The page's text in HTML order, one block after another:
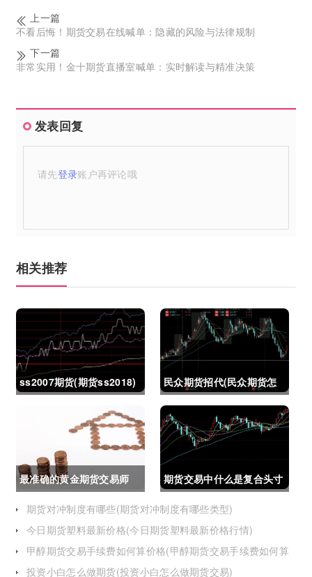
上一篇
不看后悔！期货交易在线喊单：隐藏的风险与法律规制
下一篇
非常实用！金十期货直播室喊单：实时解读与精准决策
发表回复
请先登录账户再评论哦
相关推荐
ss2007期货(期货ss2018)
民众期货招代(民众期货怎
么了)
最准确的黄金期货交易师
(最准确的黄金期货交易师
是谁)
期货交易中什么是复合头寸
(期货交易中什么是复合头
寸交易)
期货对冲制度有哪些(期货对冲制度有哪些类型)
今日期货塑料最新价格(今日期货塑料最新价格行情)
甲醇期货交易手续费如何算价格(甲醇期货交易手续费如何算
投资小白怎么做期货(投资小白怎么做期货交易)